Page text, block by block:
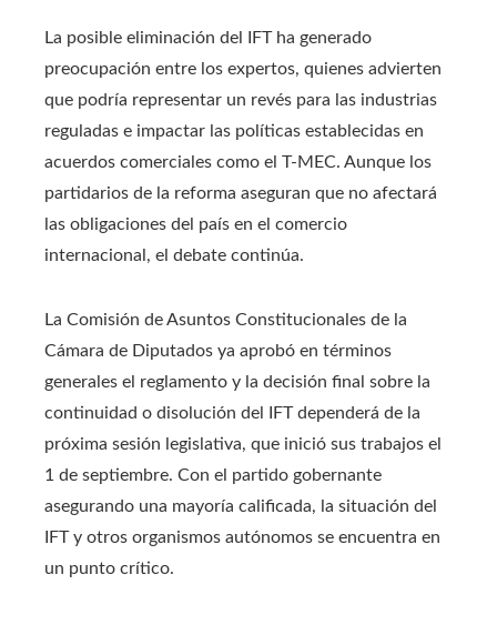
La posible eliminación del IFT ha generado
preocupación entre los expertos, quienes advierten
que podría representar un revés para las industrias
reguladas e impactar las políticas establecidas en
acuerdos comerciales como el T-MEC. Aunque los
partidarios de la reforma aseguran que no afectará
las obligaciones del país en el comercio
internacional, el debate continúa.
La Comisión de Asuntos Constitucionales de la
Cámara de Diputados ya aprobó en términos
generales el reglamento y la decisión final sobre la
continuidad o disolución del IFT dependerá de la
próxima sesión legislativa, que inició sus trabajos el
1 de septiembre. Con el partido gobernante
asegurando una mayoría calificada, la situación del
IFT y otros organismos autónomos se encuentra en
un punto crítico.